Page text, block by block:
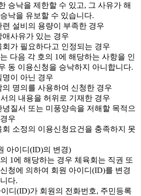
승낙을 제한할 수 있고, 그 사유가 해
낙을 유보할 수 있습니다.
련 설비의 용량이 부족한 경우
애사유가 있는 경우
회가 필요하다고 인정되는 경우
다음 각 호의 1에 해당하는 사항을 인
동 이용신청을 승낙하지 아니합니다.
명이 아닌 경우
의 명의를 사용하여 신청한 경우
의 내용을 허위로 기재한 경우
녕질서 또는 미풍양속을 저해할 목적으
우
회 소정의 이용신청요건을 충족하지 못
아이디(ID)의 변경)
1에 해당하는 경우 체육회는 직권 또
청에 의하여 회원 아이디(ID)를 변경
다.
디(ID)가 회원의 전화번호, 주민등록